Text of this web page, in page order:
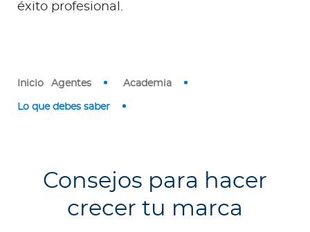
éxito profesional.
Inicio Agentes Academia
Lo que debes saber
Consejos para hacer
crecer tu marca